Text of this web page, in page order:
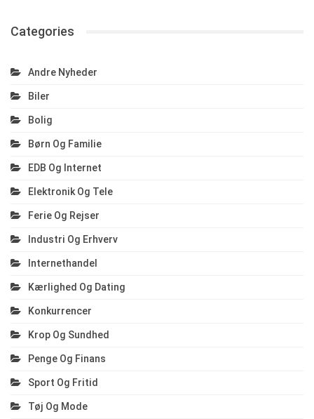
Categories
Andre Nyheder
Biler
Bolig
Børn Og Familie
EDB Og Internet
Elektronik Og Tele
Ferie Og Rejser
Industri Og Erhverv
Internethandel
Kærlighed Og Dating
Konkurrencer
Krop Og Sundhed
Penge Og Finans
Sport Og Fritid
Tøj Og Mode